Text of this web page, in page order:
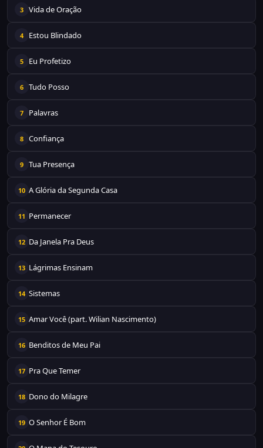
3 Vida de Oração
4 Estou Blindado
5 Eu Profetizo
6 Tudo Posso
7 Palavras
8 Confiança
9 Tua Presença
10 A Glória da Segunda Casa
11 Permanecer
12 Da Janela Pra Deus
13 Lágrimas Ensinam
14 Sistemas
15 Amar Você (part. Wilian Nascimento)
16 Benditos de Meu Pai
17 Pra Que Temer
18 Dono do Milagre
19 O Senhor É Bom